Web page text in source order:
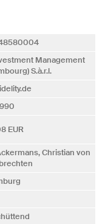
Management
S.à.r.l.
EUR
Christian von